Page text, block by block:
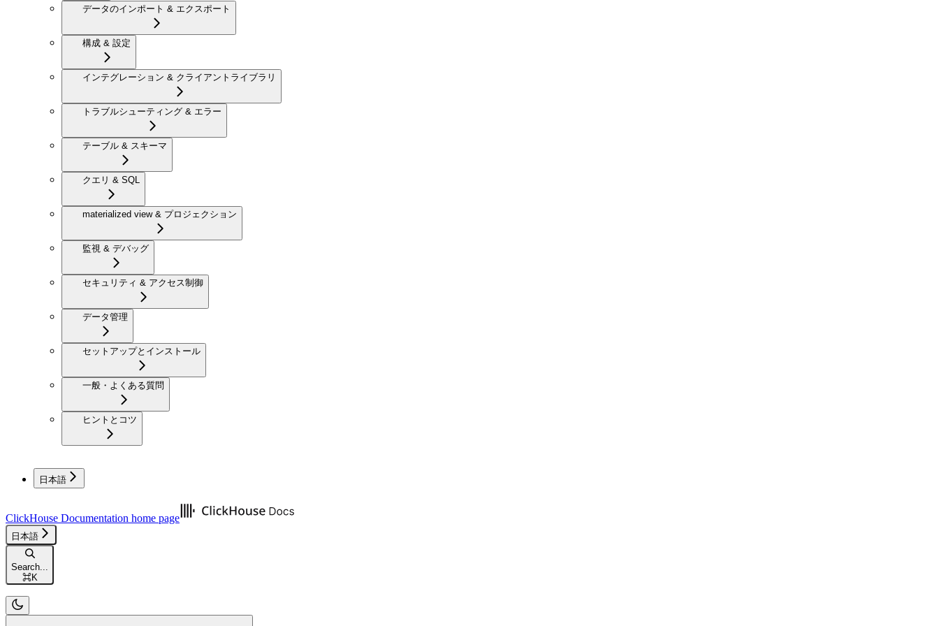
データのインポート & エクスポート
構成 & 設定
インテグレーション & クライアントライブラリ
トラブルシューティング & エラー
テーブル & スキーマ
クエリ & SQL
materialized view & プロジェクション
監視 & デバッグ
セキュリティ & アクセス制御
データ管理
セットアップとインストール
一般・よくある質問
ヒントとコツ
日本語
ClickHouse Documentation home page
日本語
Search...
⌘K